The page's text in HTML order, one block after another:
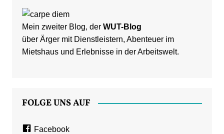
Mein zweiter Blog, der WUT-Blog
über Ärger mit Dienstleistern, Abenteuer im
Mietshaus und Erlebnisse in der Arbeitswelt.
FOLGE UNS AUF
Facebook